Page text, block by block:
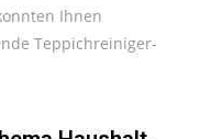
Ihnen
Teppichreiniger-